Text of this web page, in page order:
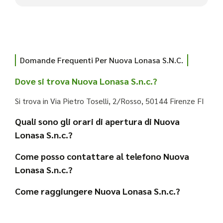
Domande Frequenti Per Nuova Lonasa S.n.c.
Dove si trova Nuova Lonasa S.n.c.?
Si trova in Via Pietro Toselli, 2/Rosso, 50144 Firenze FI
Quali sono gli orari di apertura di Nuova
Lonasa S.n.c.?
Come posso contattare al telefono Nuova
Lonasa S.n.c.?
Come raggiungere Nuova Lonasa S.n.c.?